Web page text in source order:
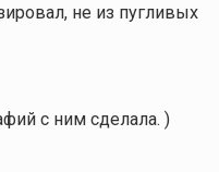
не из пугливых
с ним сделала. )